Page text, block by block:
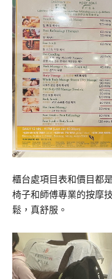
櫃台處項目表和價目都
椅子和師傅專業的按摩
鬆，真舒服。